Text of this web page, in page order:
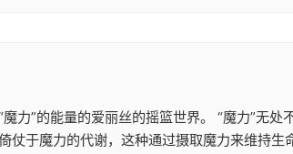
力”的能量的爱丽丝的摇篮世界。 “魔力”无
仗于魔力的代谢，这种通过摄取魔力来维持